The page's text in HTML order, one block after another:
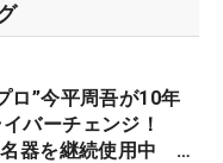
ロ”今平周吾が10年
バーチェンジ！
名器を継続使用中 #